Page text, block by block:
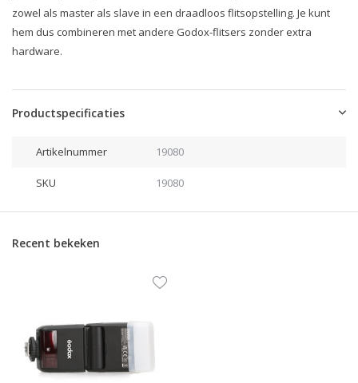
zowel als master als slave in een draadloos flitsopstelling. Je kunt
hem dus combineren met andere Godox-flitsers zonder extra
hardware.
Productspecificaties
Artikelnummer 19080
SKU 19080
Recent bekeken